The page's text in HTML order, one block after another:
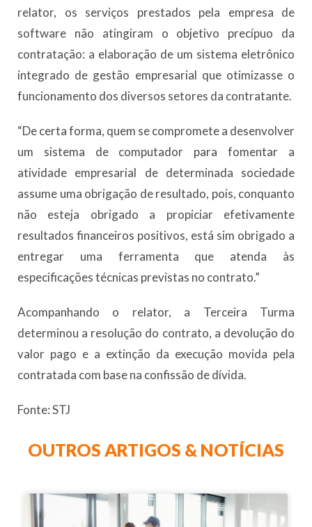
relator, os serviços prestados pela empresa de
software não atingiram o objetivo precípuo da
contratação: a elaboração de um sistema eletrônico
integrado de gestão empresarial que otimizasse o
funcionamento dos diversos setores da contratante.
“De certa forma, quem se compromete a desenvolver
um sistema de computador para fomentar a
atividade empresarial de determinada sociedade
assume uma obrigação de resultado, pois, conquanto
não esteja obrigado a propiciar efetivamente
resultados financeiros positivos, está sim obrigado a
entregar uma ferramenta que atenda às
especificações técnicas previstas no contrato.”
Acompanhando o relator, a Terceira Turma
determinou a resolução do contrato, a devolução do
valor pago e a extinção da execução movida pela
contratada com base na confissão de dívida.
Fonte: STJ
OUTROS ARTIGOS & NOTÍCIAS